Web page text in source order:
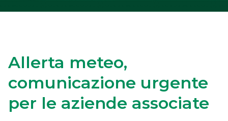
Allerta meteo,
comunicazione urgente
per le aziende associate